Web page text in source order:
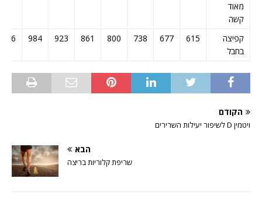
מאוד
קשה
קפיצה
בחבל
615
677
738
800
861
923
984
הקודם
ויטמין D לשיפור יעילות השרירים
הבא
שריפת קלוריות בריצה